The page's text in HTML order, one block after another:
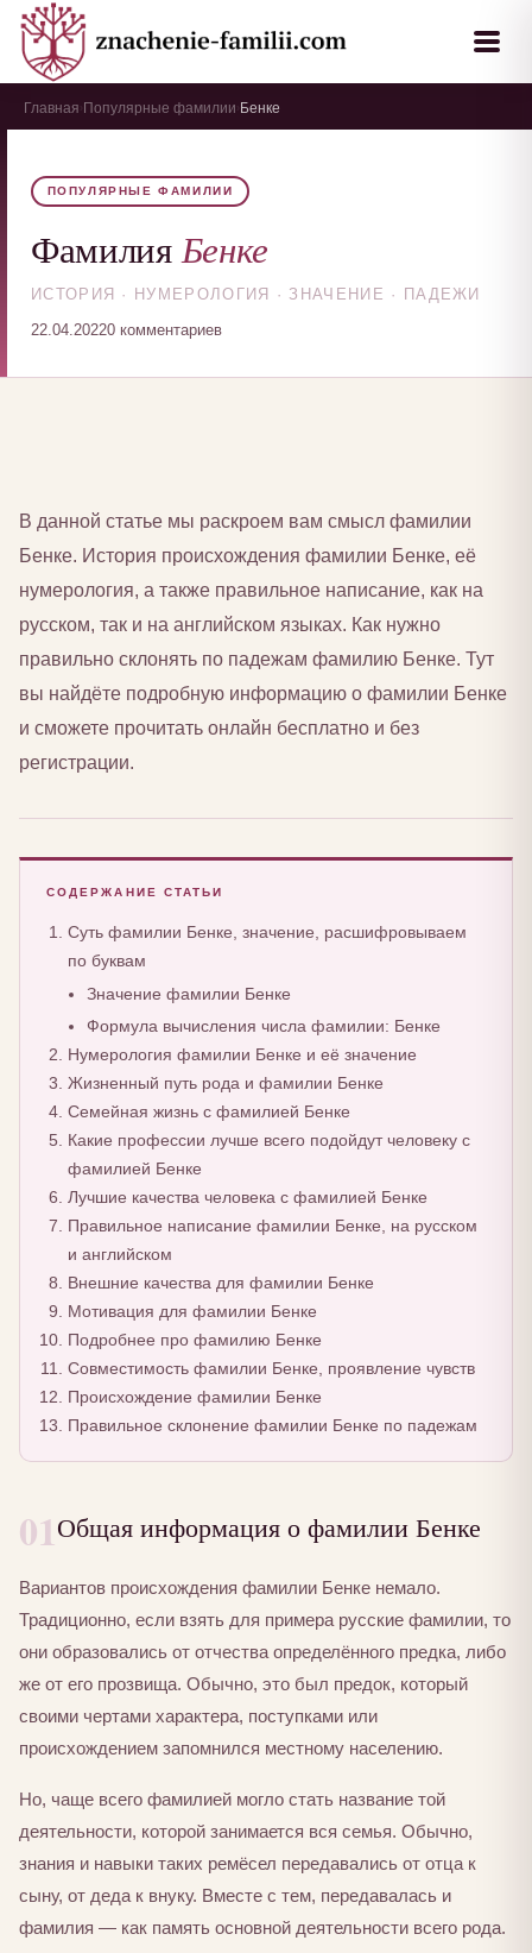
Главная Популярные фамилии Бенке
ПОПУЛЯРНЫЕ ФАМИЛИИ
ФамилияБенке
ИСТОРИЯ · НУМЕРОЛОГИЯ · ЗНАЧЕНИЕ · ПАДЕЖИ
22.04.20220 комментариев
В данной статье мы раскроем вам смысл фамилии
Бенке. История происхождения фамилии Бенке, её
нумерология, а также правильное написание, как на
русском, так и на английском языках. Как нужно
правильно склонять по падежам фамилию Бенке. Тут
вы найдёте подробную информацию о фамилии Бенке
и сможете прочитать онлайн бесплатно и без
регистрации.
СОДЕРЖАНИЕ СТАТЬИ
Суть фамилии Бенке, значение, расшифровываем
по буквам
Значение фамилии Бенке
Формула вычисления числа фамилии: Бенке
Нумерология фамилии Бенке и её значение
Жизненный путь рода и фамилии Бенке
Семейная жизнь с фамилией Бенке
Какие профессии лучше всего подойдут человеку с
фамилией Бенке
Лучшие качества человека с фамилией Бенке
Правильное написание фамилии Бенке, на русском
и английском
Внешние качества для фамилии Бенке
Мотивация для фамилии Бенке
Подробнее про фамилию Бенке
Совместимость фамилии Бенке, проявление чувств
Происхождение фамилии Бенке
Правильное склонение фамилии Бенке по падежам
01Общая информация о фамилии Бенке
Вариантов происхождения фамилии Бенке немало.
Традиционно, если взять для примера русские фамилии, то
они образовались от отчества определённого предка, либо
же от его прозвища. Обычно, это был предок, который
своими чертами характера, поступками или
происхождением запомнился местному населению.
Но, чаще всего фамилией могло стать название той
деятельности, которой занимается вся семья. Обычно,
знания и навыки таких ремёсел передавались от отца к
сыну, от деда к внуку. Вместе с тем, передавалась и
фамилия — как память основной деятельности всего рода.